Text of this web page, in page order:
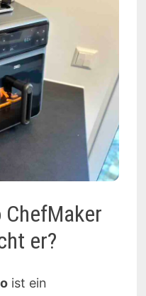
er?
ist ein